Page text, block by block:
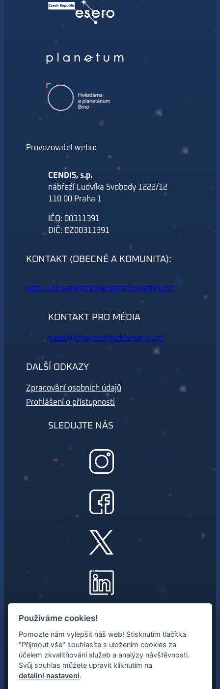
Provozovatel webu:
CENDIS, s.p.
nábřeží Ludvíka Svobody 1222/12
110 00 Praha 1
IČO: 00311391
DIČ: CZ00311391
KONTAKT (OBECNÉ A KOMUNITA):
petra.kulovana@ceskacestadovesmiru.cz
KONTAKT PRO MÉDIA
media@ceskacestadovesmiru.cz
DALŠÍ ODKAZY
Zpracování osobních údajů
Prohlášení o přístupnosti
SLEDUJTE NÁS
NEWSLETTER
Mějte přehled o nejnovějších
vesmírných aktivitách.
Používáme cookies!
Pomozte nám vylepšit náš web! Stisknutím tlačítka
"Přijmout vše" souhlasíte s uložením cookies za
účelem zkvalitňování služeb a analýzy návštěvnosti.
Svůj souhlas můžete upravit kliknutím na
detailní nastavení.